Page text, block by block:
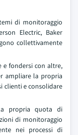
di monitoraggio
Electric, Baker
collettivamente
e fondersi con altre,
ampliare la propria
clienti e consolidare
propria quota di
di monitoraggio
nei processi di